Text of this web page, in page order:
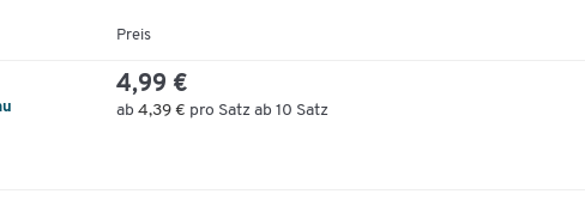
Preis
4,99 €
ab 4,39 € pro Satz ab 10 Satz